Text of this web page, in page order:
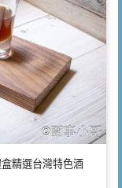
精選台灣特色酒